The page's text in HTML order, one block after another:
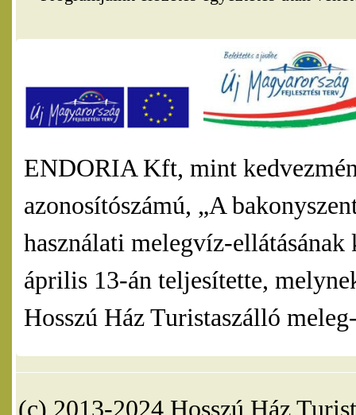
ENDORIA Kft, mint
azonosítószámú, „A
használati melegvíz-
április 13-án teljesítette,
Hosszú Ház Turistaszálló
(c) 2013-2024 Hosszú Ház